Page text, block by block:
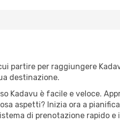
partire per raggiungere
destinazione.
Kadavu è facile e veloce.
aspetti? Inizia ora a
di prenotazione rapido